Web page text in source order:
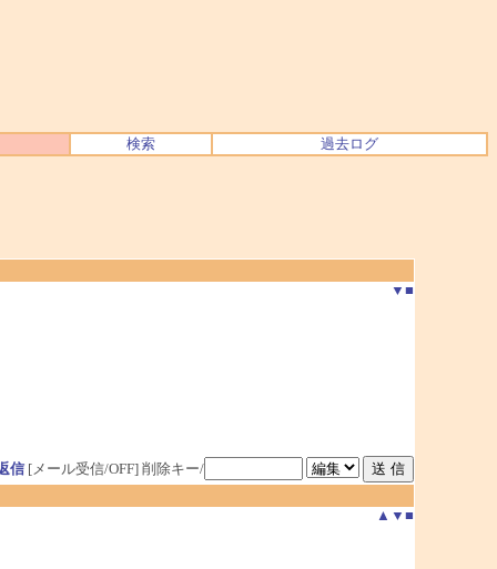
検索 過去ログ
▼ ■
信[メール受信/OFF] 削除キー/
▲ ▼ ■